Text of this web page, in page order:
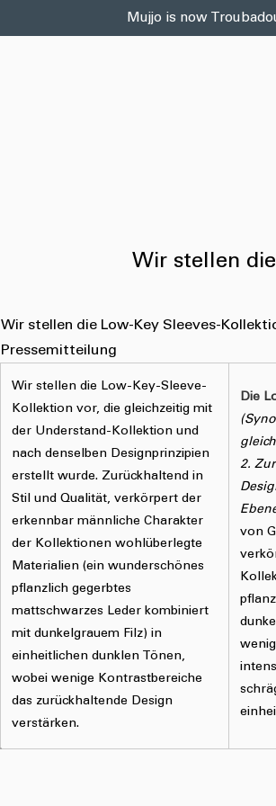
Mujjo is now
Wir stellen
Wir stellen die Low-Key Sleeves-
Pressemitteilung
Wir stellen die Low-Key-Sleeve-
Kollektion vor, die gleichzeitig mit
der Understand-Kollektion und
nach denselben Designprinzipien
erstellt wurde. Zurückhaltend in
Stil und Qualität, verkörpert der
erkennbar männliche Charakter
der Kollektionen wohlüberlegte
Materialien (ein wunderschönes
pflanzlich gegerbtes
mattschwarzes Leder kombiniert
mit dunkelgrauem Filz) in
einheitlichen dunklen Tönen,
wobei wenige Kontrastbereiche
das zurückhaltende Design
verstärken.
Die
2.
von